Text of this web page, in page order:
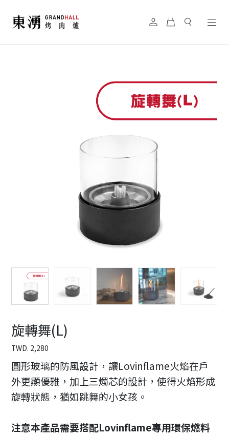
旋轉舞(L)
TWD. 2,280
圓形玻璃的防風設計，讓Lovinflame火焰在戶
外更顯優雅，加上三燭芯的設計，使得火焰形成
旋轉狀態，猶如跳舞的小女孩。
注意本產品需要搭配Lovinflame專用環保燃料